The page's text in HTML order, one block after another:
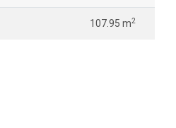
107.95 m2